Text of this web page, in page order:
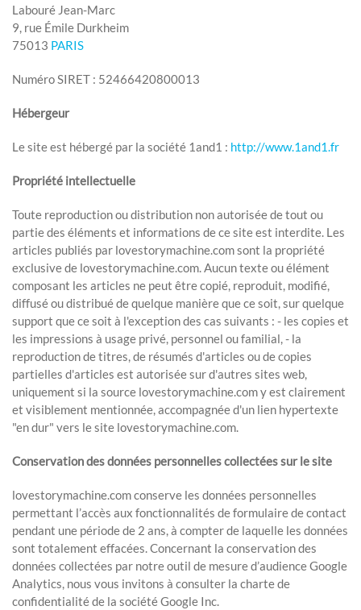
Labouré Jean-Marc
9, rue Émile Durkheim
75013 PARIS
Numéro SIRET : 52466420800013
Hébergeur
Le site est hébergé par la société 1and1 : http://www.1and1.fr
Propriété intellectuelle
Toute reproduction ou distribution non autorisée de tout ou
partie des éléments et informations de ce site est interdite. Les
articles publiés par lovestorymachine.com sont la propriété
exclusive de lovestorymachine.com. Aucun texte ou élément
composant les articles ne peut être copié, reproduit, modifié,
diffusé ou distribué de quelque manière que ce soit, sur quelque
support que ce soit à l'exception des cas suivants : - les copies et
les impressions à usage privé, personnel ou familial, - la
reproduction de titres, de résumés d'articles ou de copies
partielles d'articles est autorisée sur d'autres sites web,
uniquement si la source lovestorymachine.com y est clairement
et visiblement mentionnée, accompagnée d'un lien hypertexte
"en dur" vers le site lovestorymachine.com.
Conservation des données personnelles collectées sur le site
lovestorymachine.com conserve les données personnelles
permettant l’accès aux fonctionnalités de formulaire de contact
pendant une période de 2 ans, à compter de laquelle les données
sont totalement effacées. Concernant la conservation des
données collectées par notre outil de mesure d’audience Google
Analytics, nous vous invitons à consulter la charte de
confidentialité de la société Google Inc.